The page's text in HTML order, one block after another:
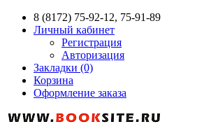
8 (8172) 75-92-12, 75-91-89
Личный кабинет
Регистрация
Авторизация
Закладки (0)
Корзина
Оформление заказа